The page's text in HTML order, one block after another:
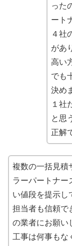
った
ート
４社
があ
高い
でも
決め
１社
と思
正解
複数の一括見積
ラーパートナー
い値段を提示し
担当者も信頼で
の業者にお願い
工事は何事もな